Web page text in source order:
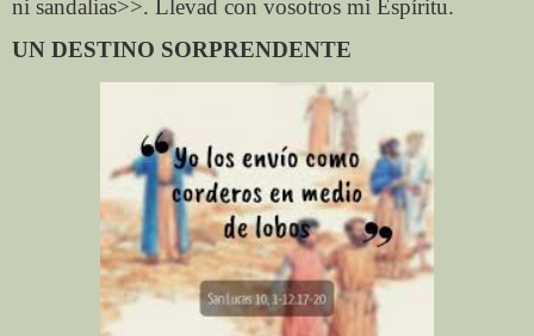
ni sandalias>>. Llevad con vosotros mi Espíritu.
UN DESTINO SORPRENDENTE